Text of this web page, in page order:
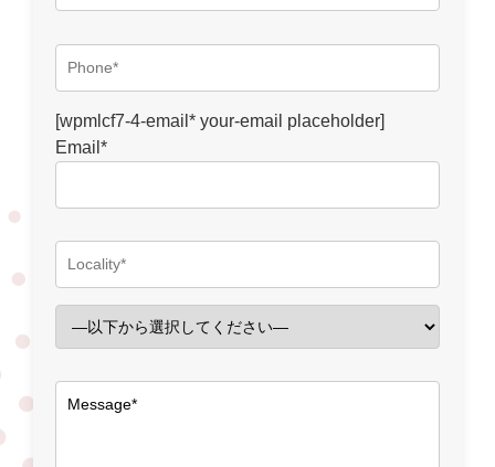
[wpmlcf7-4-email* your-email placeholder]
Email*